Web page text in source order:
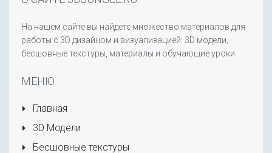
На нашем сайте вы найдете множество материалов для
работы с 3D дизайном и визуализацией: 3D модели,
бесшовные текстуры, материалы и обучающие уроки.
МЕНЮ
Главная
3D Модели
Бесшовные текстуры